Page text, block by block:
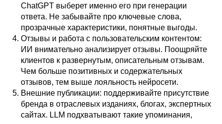
ChatGPT выберет именно его при генерации
ответа. Не забывайте про ключевые слова,
прозрачные характеристики, понятные выгоды.
Отзывы и работа с пользовательским контентом:
ИИ внимательно анализирует отзывы. Поощряйте
клиентов к развернутым, описательным отзывам.
Чем больше позитивных и содержательных
отзывов, тем выше лояльность нейросети.
Внешние публикации: поддерживайте присутствие
бренда в отраслевых изданиях, блогах, экспертных
сайтах. LLM подхватывают такие упоминания,